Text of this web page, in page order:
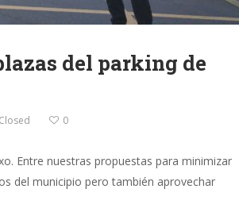
del parking de
0
Entre nuestras propuestas para minimizar
del municipio pero también aprovechar